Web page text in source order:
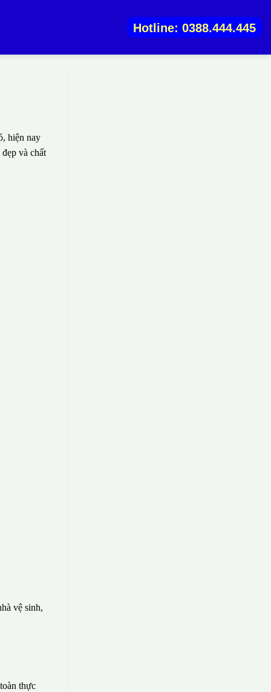
Hotline: 0388.444.445
hiện nay
và chất
vệ sinh,
thực